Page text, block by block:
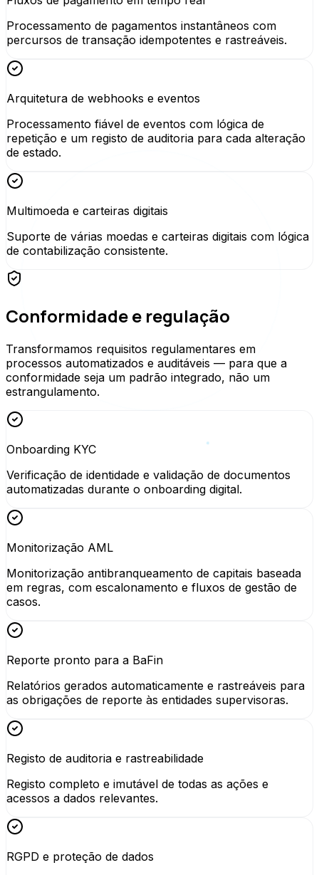
Processamento de pagamentos instantâneos com
percursos de transação idempotentes e rastreáveis.
Arquitetura de webhooks e eventos
Processamento fiável de eventos com lógica de
repetição e um registo de auditoria para cada alteração
de estado.
Multimoeda e carteiras digitais
Suporte de várias moedas e carteiras digitais com lógica
de contabilização consistente.
Conformidade e regulação
Transformamos requisitos regulamentares em
processos automatizados e auditáveis — para que a
conformidade seja um padrão integrado, não um
estrangulamento.
Onboarding KYC
Verificação de identidade e validação de documentos
automatizadas durante o onboarding digital.
Monitorização AML
Monitorização antibranqueamento de capitais baseada
em regras, com escalonamento e fluxos de gestão de
casos.
Reporte pronto para a BaFin
Relatórios gerados automaticamente e rastreáveis para
as obrigações de reporte às entidades supervisoras.
Registo de auditoria e rastreabilidade
Registo completo e imutável de todas as ações e
acessos a dados relevantes.
RGPD e proteção de dados